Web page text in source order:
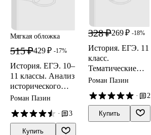
Мягкая обложка
515 ₽429 ₽ -17%
История. ЕГЭ. 10–
11 классы. Анализ
исторического
источника.
методическое
пособие
Роман Пазин
·
3
Купить
328 ₽269 ₽ -18%
История. ЕГЭ. 11
класс.
Тематические
проверочные
методическое
пособие
Роман Пазин
·
2
Купить